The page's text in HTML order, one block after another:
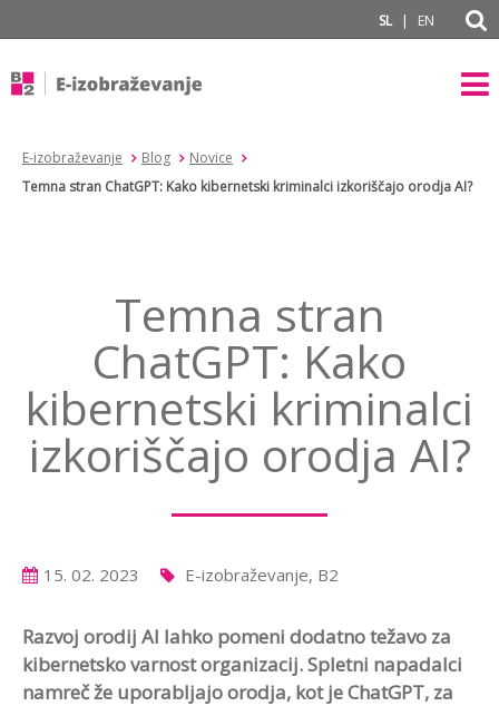
SL | EN
E-izobraževanje Blog
Novice
Temna stran ChatGPT: Kako kibernetski kriminalci izkoriščajo orodja AI?
Temna stran
ChatGPT: Kako
kibernetski kriminalci
izkoriščajo orodja AI?
15. 02. 2023 E-izobraževanje, B2
Razvoj orodij AI lahko pomeni dodatno težavo za
kibernetsko varnost organizacij. Spletni napadalci
namreč že uporabljajo orodja, kot je ChatGPT, za